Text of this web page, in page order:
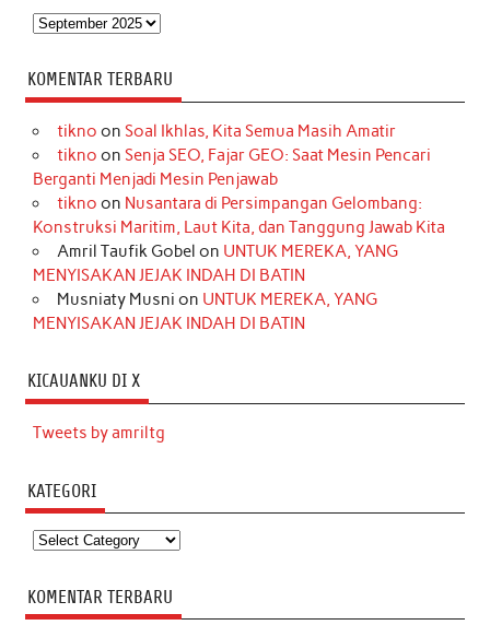
Arsip
KOMENTAR TERBARU
tikno on Soal Ikhlas, Kita Semua Masih Amatir
tikno on Senja SEO, Fajar GEO: Saat Mesin Pencari
Berganti Menjadi Mesin Penjawab
tikno on Nusantara di Persimpangan Gelombang:
Konstruksi Maritim, Laut Kita, dan Tanggung Jawab Kita
Amril Taufik Gobel on UNTUK MEREKA, YANG
MENYISAKAN JEJAK INDAH DI BATIN
Musniaty Musni on UNTUK MEREKA, YANG
MENYISAKAN JEJAK INDAH DI BATIN
KICAUANKU DI X
Tweets by amriltg
KATEGORI
Kategori
KOMENTAR TERBARU